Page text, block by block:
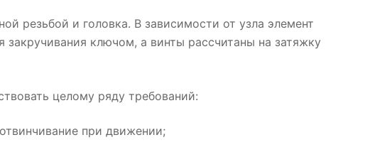
резьбой и головка. В зависимости от узла элемент
закручивания ключом, а винты рассчитаны на затяжку
целому ряду требований:
при движении;